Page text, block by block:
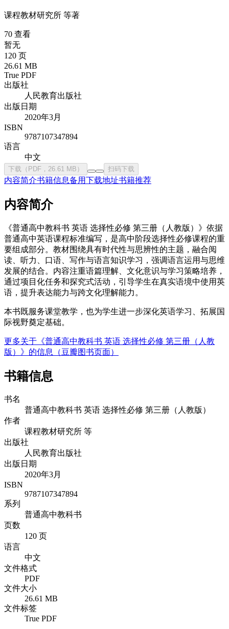
课程教材研究所 等著
70 查看
暂无
120 页
26.61 MB
True PDF
出版社
人民教育出版社
出版日期
2020年3月
ISBN
9787107347894
语言
中文
下载（PDF，26.61 MB） 扫码下载
内容简介书籍信息备用下载地址书籍推荐
内容简介
《普通高中教科书 英语 选择性必修 第三册（人教版）》依据
普通高中英语课程标准编写，是高中阶段选择性必修课程的重
要组成部分。教材围绕具有时代性与思辨性的主题，融合阅
读、听力、口语、写作与语言知识学习，强调语言运用与思维
发展的结合。内容注重语篇理解、文化意识与学习策略培养，
通过项目化任务和探究式活动，引导学生在真实语境中使用英
语，提升表达能力与跨文化理解能力。
本书既服务课堂教学，也为学生进一步深化英语学习、拓展国
际视野奠定基础。
更多关于《普通高中教科书 英语 选择性必修 第三册（人教
版）》的信息（豆瓣图书页面）
书籍信息
书名
普通高中教科书 英语 选择性必修 第三册（人教版）
作者
课程教材研究所 等
出版社
人民教育出版社
出版日期
2020年3月
ISBN
9787107347894
系列
普通高中教科书
页数
120 页
语言
中文
文件格式
PDF
文件大小
26.61 MB
文件标签
True PDF